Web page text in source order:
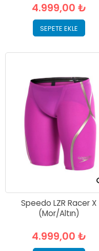
4.999,00 ₺
SEPETE EKLE
Speedo LZR Racer X
(Mor/Altın)
4.999,00 ₺